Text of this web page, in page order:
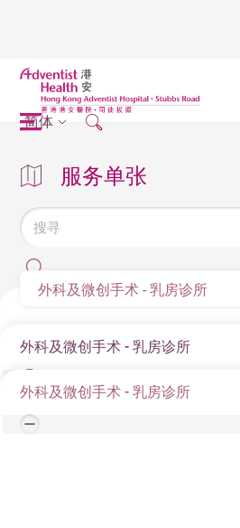
简体
服务单张
外科及微创手术 - 乳房诊所
外科及微创手术 - 乳房诊所
外科及微创手术 - 乳房诊所
健康乳房4步曲